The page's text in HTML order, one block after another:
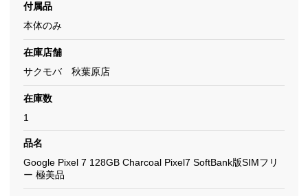
付属品
本体のみ
在庫店舗
サクモバ 秋葉原店
在庫数
1
品名
Google Pixel 7 128GB Charcoal Pixel7 SoftBank版SIMフリ
ー 極美品